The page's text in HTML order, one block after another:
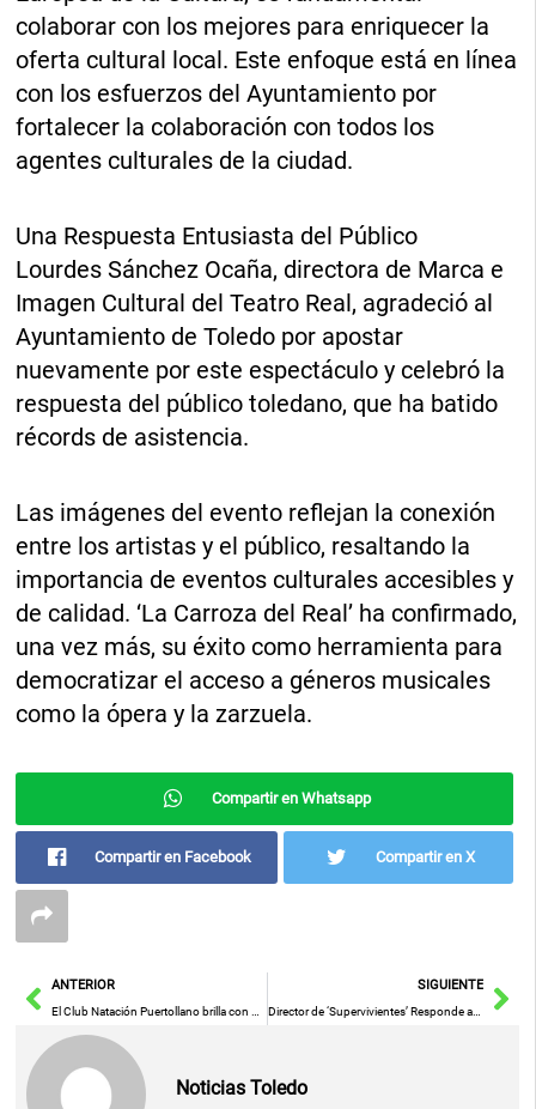
colaborar con los mejores para enriquecer la
oferta cultural local. Este enfoque está en línea
con los esfuerzos del Ayuntamiento por
fortalecer la colaboración con todos los
agentes culturales de la ciudad.
Una Respuesta Entusiasta del Público
Lourdes Sánchez Ocaña, directora de Marca e
Imagen Cultural del Teatro Real, agradeció al
Ayuntamiento de Toledo por apostar
nuevamente por este espectáculo y celebró la
respuesta del público toledano, que ha batido
récords de asistencia.
Las imágenes del evento reflejan la conexión
entre los artistas y el público, resaltando la
importancia de eventos culturales accesibles y
de calidad. ‘La Carroza del Real’ ha confirmado,
una vez más, su éxito como herramienta para
democratizar el acceso a géneros musicales
como la ópera y la zarzuela.
Compartir en Whatsapp
Compartir en Facebook Compartir en X
AntANTERIOR SIGUIENTE
Noticias Toledo